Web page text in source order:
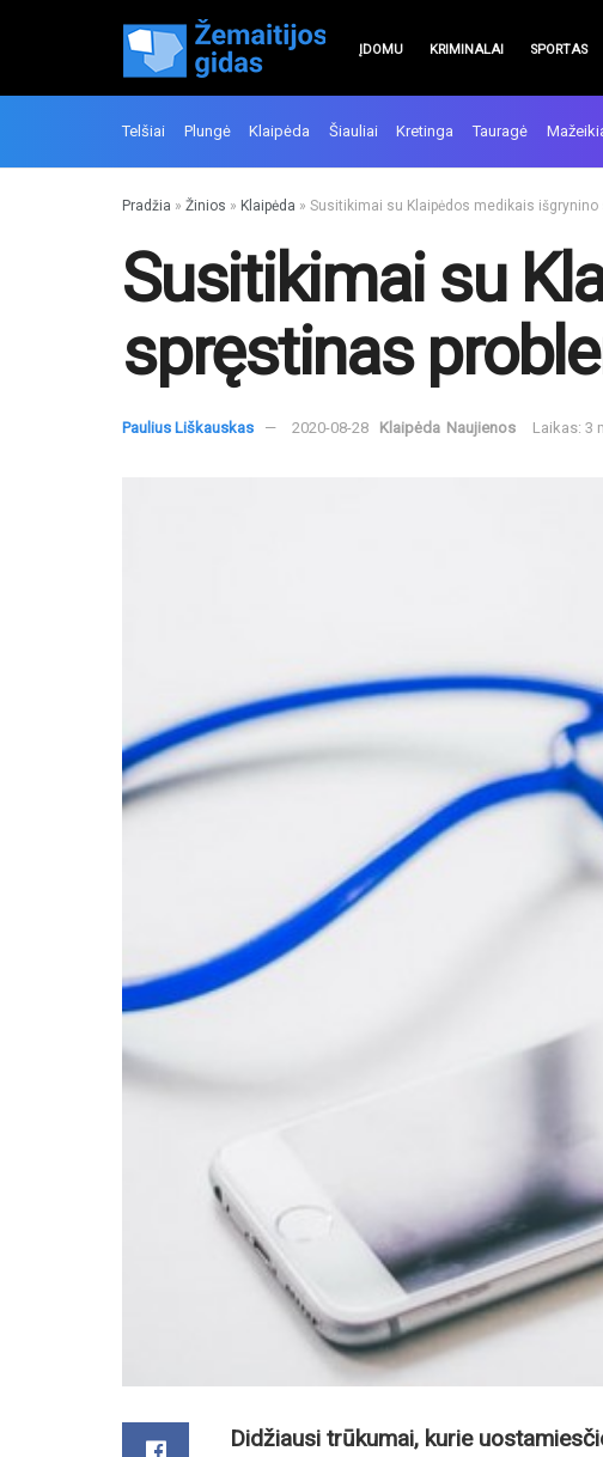
ĮDOMU KRIMINALAI SPORTAS
Telšiai Plungė Klaipėda Šiauliai Kretinga Tauragė
Pradžia » Žinios » Klaipėda » Susitikimai su Klaipėdos medikais
Susitikimai su
spręstinas
Paulius Liškauskas 2020-08-28 Klaipėda Naujienos Laikas: 3
Didžiausi trūkumai, kurie